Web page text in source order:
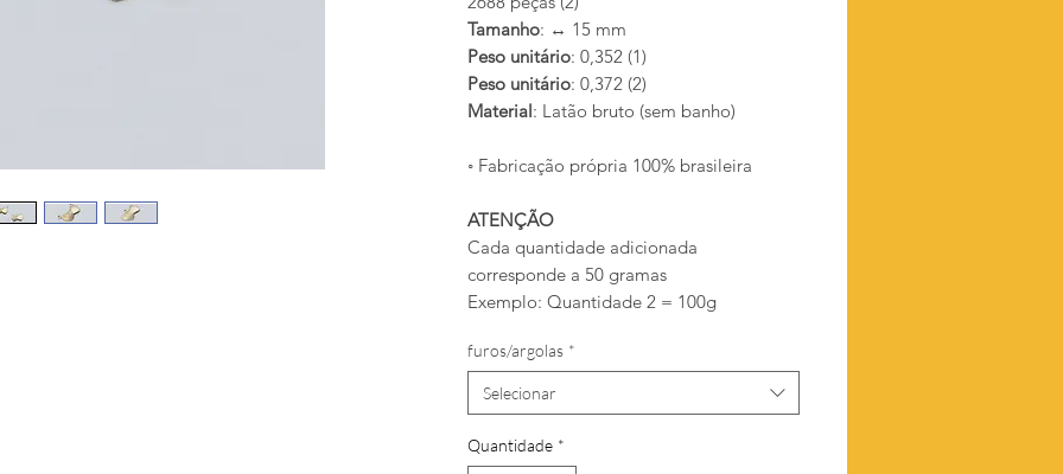
Tamanho: ↔ 15 mm
Peso unitário: 0,352 (1)
Peso unitário: 0,372 (2)
Material: Latão bruto (sem banho)
◦ Fabricação própria 100% brasileira
ATENÇÃO
Cada quantidade adicionada
corresponde a 50 gramas
Exemplo: Quantidade 2 = 100g
furos/argolas *
Selecionar
Quantidade *